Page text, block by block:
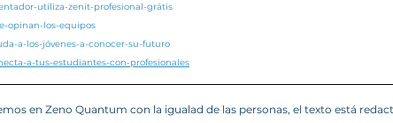
utiliza-zenit-profesional-grátis
opinan-los-equipos
a-los-jóvenes-a-conocer-su-futuro
a-tus-estudiantes-con-profesionales
en Zeno Quantum con la igualad de las personas, el texto está